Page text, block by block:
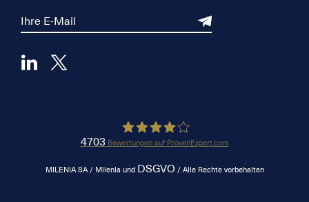
Milenia
4703 Bewertungen auf ProvenExpert.com
MILENIA SA / Milenia und DSGVO / Alle Rechte vorbehalten